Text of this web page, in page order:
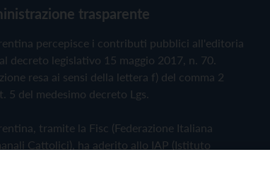
trasparente
percepisce i contributi pubblici all'editoria
decreto legislativo 15 maggio 2017, n. 70.
resa ai sensi della lettera f) del comma 2
5 del medesimo decreto Lgs.
tramite la Fisc (Federazione Italiana
Cattolici), ha aderito allo IAP (Istituto